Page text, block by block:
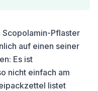
Scopolamin-Pflaster
auf einen seiner
Es ist
nicht einfach am
listet